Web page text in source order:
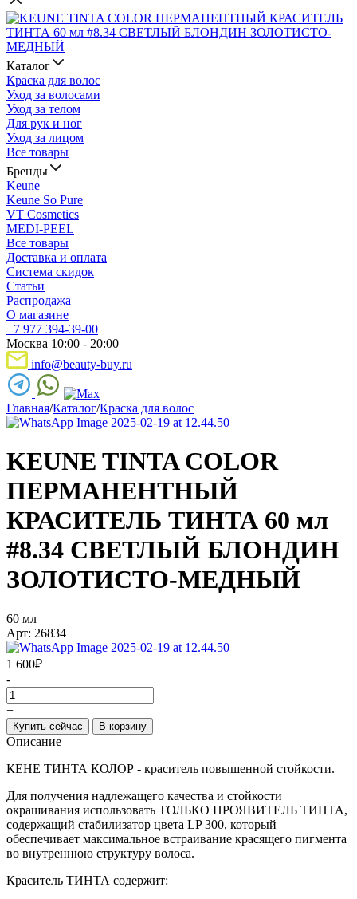
Каталог
Краска для волос
Уход за волосами
Уход за телом
Для рук и ног
Уход за лицом
Все товары
Бренды
Keune
Keune So Pure
VT Cosmetics
MEDI-PEEL
Все товары
Доставка и оплата
Система скидок
Статьи
Распродажа
О магазине
+7 977 394-39-00
Москва 10:00 - 20:00
info@beauty-buy.ru
Главная/Каталог/Краска для волос
KEUNE TINTA COLOR
ПЕРМАНЕНТНЫЙ
КРАСИТЕЛЬ ТИНТА 60 мл
#8.34 СВЕТЛЫЙ БЛОНДИН
ЗОЛОТИСТО-МЕДНЫЙ
60 мл
Арт: 26834
1 600₽
-
+
Купить сейчас В корзину
Описание
КЕНЕ ТИНТА КОЛОР - краситель повышенной стойкости.
Для получения надлежащего качества и стойкости
окрашивания использовать ТОЛЬКО ПРОЯВИТЕЛЬ ТИНТА,
содержащий стабилизатор цвета LP 300, который
обеспечивает максимальное встраивание красящего пигмента
во внутреннюю структуру волоса.
Краситель ТИНТА содержит: